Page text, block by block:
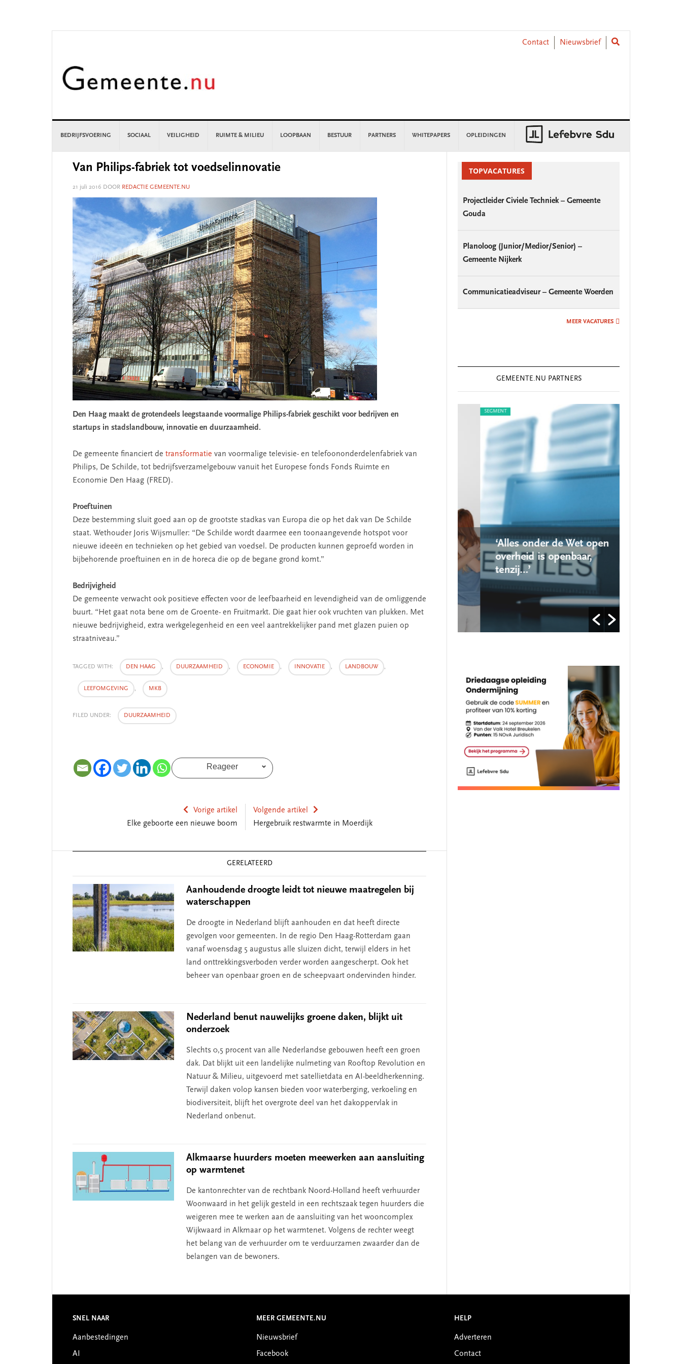
Contact
Nieuwsbrief
BEDRIJFSVOERING SOCIAAL VEILIGHEID RUIMTE & MILIEU LOOPBAAN BESTUUR PARTNERS WHITEPAPERS OPLEIDINGEN
Van Philips-fabriek tot voedselinnovatie
21 juli 2016 DOOR REDACTIE GEMEENTE.NU
Den Haag maakt de grotendeels leegstaande voormalige Philips-fabriek geschikt voor bedrijven en
startups in stadslandbouw, innovatie en duurzaamheid.
De gemeente financiert de transformatie van voormalige televisie- en telefoononderdelenfabriek van
Philips, De Schilde, tot bedrijfsverzamelgebouw vanuit het Europese fonds Fonds Ruimte en
Economie Den Haag (FRED).
Proeftuinen
Deze bestemming sluit goed aan op de grootste stadkas van Europa die op het dak van De Schilde
staat. Wethouder Joris Wijsmuller: “De Schilde wordt daarmee een toonaangevende hotspot voor
nieuwe ideeën en technieken op het gebied van voedsel. De producten kunnen geproefd worden in
bijbehorende proeftuinen en in de horeca die op de begane grond komt.”
Bedrijvigheid
De gemeente verwacht ook positieve effecten voor de leefbaarheid en levendigheid van de omliggende
buurt. “Het gaat nota bene om de Groente- en Fruitmarkt. Die gaat hier ook vruchten van plukken. Met
nieuwe bedrijvigheid, extra werkgelegenheid en een veel aantrekkelijker pand met glazen puien op
straatniveau.”
TAGGED WITH: DEN HAAG , DUURZAAMHEID , ECONOMIE , INNOVATIE , LANDBOUW ,
LEEFOMGEVING , MKB
FILED UNDER: DUURZAAMHEID
Reageer
Vorige artikel
Elke geboorte een nieuwe boom
Volgende artikel
Hergebruik restwarmte in Moerdijk
GERELATEERD
Aanhoudende droogte leidt tot nieuwe maatregelen bij
waterschappen
De droogte in Nederland blijft aanhouden en dat heeft directe
gevolgen voor gemeenten. In de regio Den Haag-Rotterdam gaan
vanaf woensdag 5 augustus alle sluizen dicht, terwijl elders in het
land onttrekkingsverboden verder worden aangescherpt. Ook het
beheer van openbaar groen en de scheepvaart ondervinden hinder.
Nederland benut nauwelijks groene daken, blijkt uit
onderzoek
Slechts 0,5 procent van alle Nederlandse gebouwen heeft een groen
dak. Dat blijkt uit een landelijke nulmeting van Rooftop Revolution en
Natuur & Milieu, uitgevoerd met satellietdata en AI-beeldherkenning.
Terwijl daken volop kansen bieden voor waterberging, verkoeling en
biodiversiteit, blijft het overgrote deel van het dakoppervlak in
Nederland onbenut.
Alkmaarse huurders moeten meewerken aan aansluiting
op warmtenet
De kantonrechter van de rechtbank Noord-Holland heeft verhuurder
Woonwaard in het gelijk gesteld in een rechtszaak tegen huurders die
weigeren mee te werken aan de aansluiting van het wooncomplex
Wijkwaard in Alkmaar op het warmtenet. Volgens de rechter weegt
het belang van de verhuurder om te verduurzamen zwaarder dan de
belangen van de bewoners.
SidebarTOPVACATURES
Projectleider Civiele Techniek – Gemeente
Gouda
Planoloog (Junior/Medior/Senior) –
Gemeente Nijkerk
Communicatieadviseur – Gemeente Woerden
MEER VACATURES
GEMEENTE.NU PARTNERS
missie van Segment
SEGMENT
‘Persoonlijk leiderschap
begint bij zelfkennis’
SEGMENT
‘Met een integrale aanpak
kun je de jeugd beter
‘Alles onder de Wet open
overheid is openbaar,
tenzij…’
Footer
SNEL NAAR
Aanbestedingen
AI
MEER GEMEENTE.NU
Nieuwsbrief
Facebook
HELP
Adverteren
Contact